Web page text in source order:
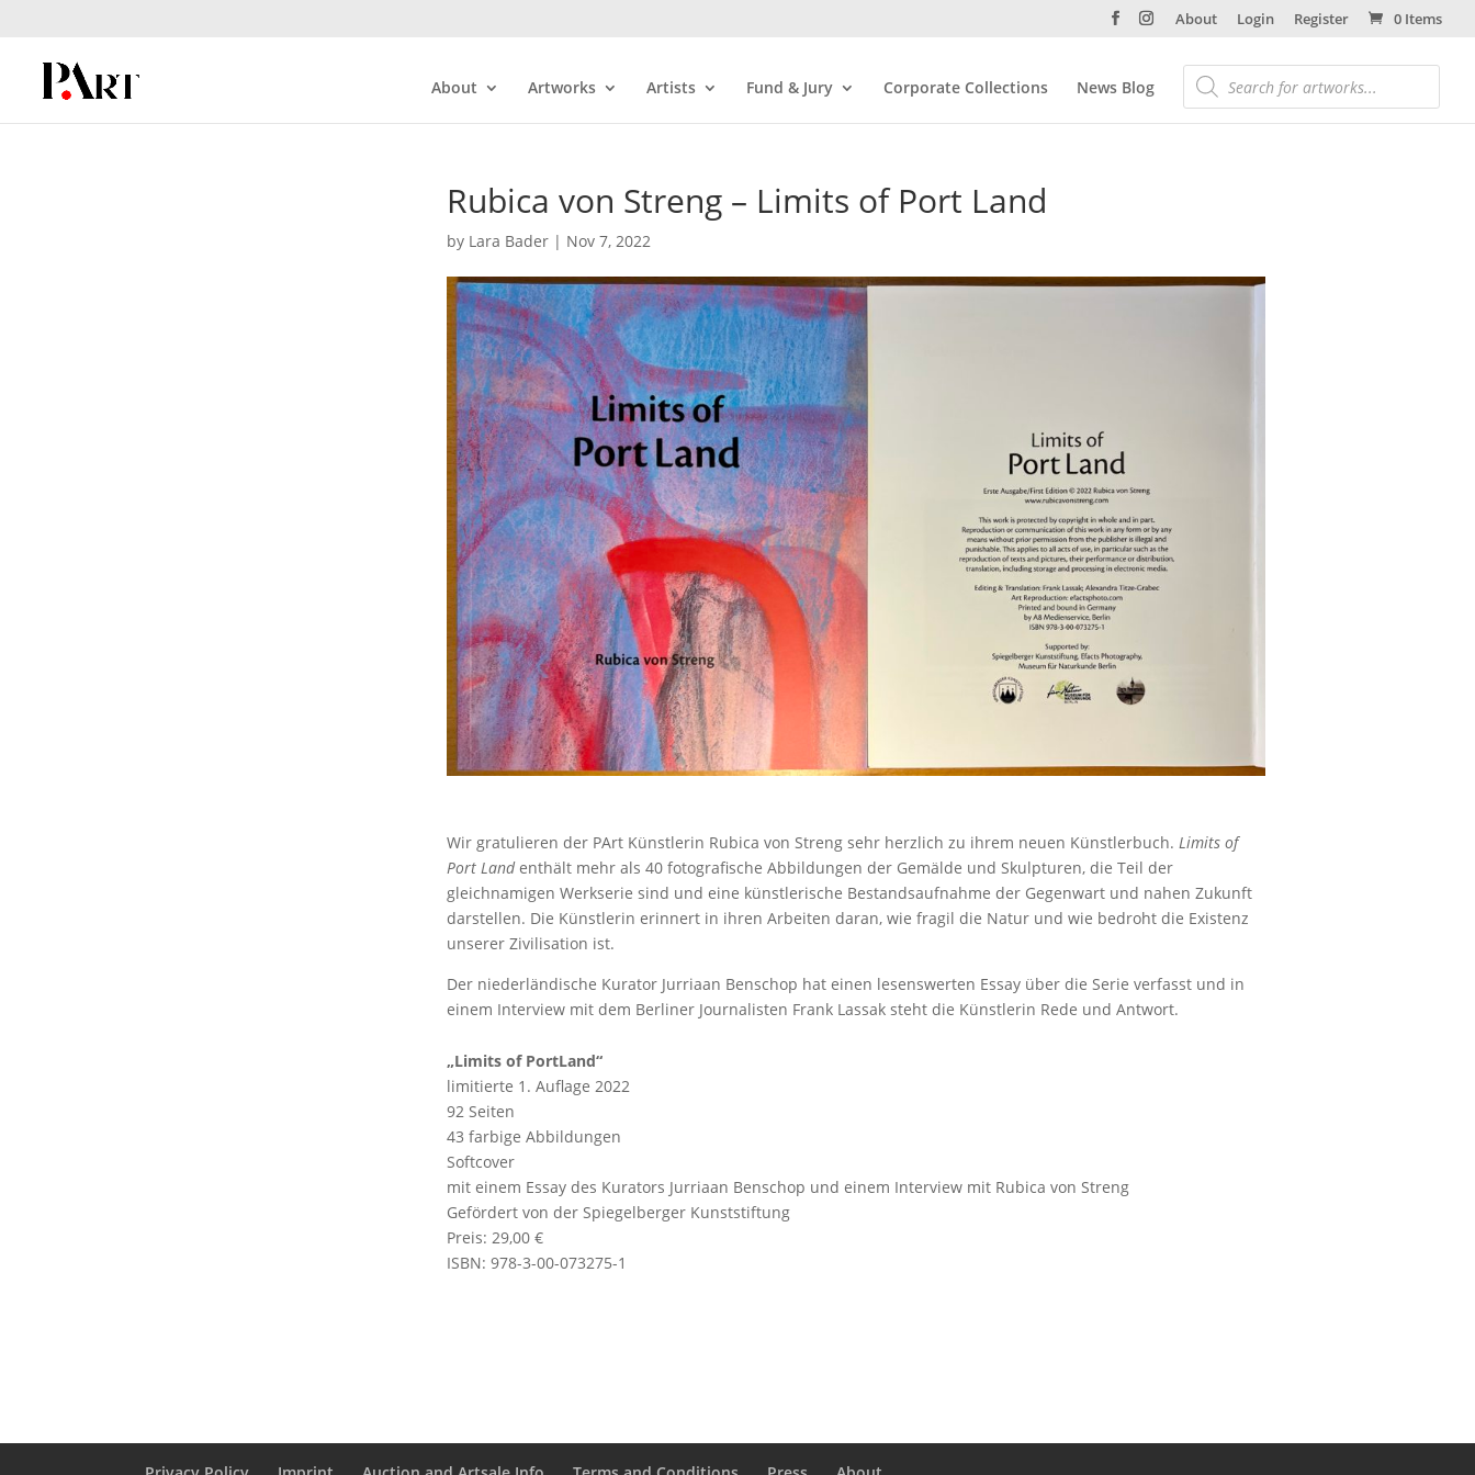
About Login Register 0 Items
About Artworks Artists Fund & Jury Corporate Collections News Blog
Rubica von Streng – Limits of Port Land
by Lara Bader | Nov 7, 2022
Wir gratulieren der PArt Künstlerin Rubica von Streng sehr herzlich zu ihrem neuen Künstlerbuch. Limits of
Port Landenthält mehr als 40 fotografische Abbildungen der Gemälde und Skulpturen, die Teil der
gleichnamigen Werkserie sind und eine künstlerische Bestandsaufnahme der Gegenwart und nahen Zukunft
darstellen. Die Künstlerin erinnert in ihren Arbeiten daran, wie fragil die Natur und wie bedroht die Existenz
unserer Zivilisation ist.
Der niederländische Kurator Jurriaan Benschop hat einen lesenswerten Essay über die Serie verfasst und in
einem Interview mit dem Berliner Journalisten Frank Lassak steht die Künstlerin Rede und Antwort.
„Limits of PortLand“
limitierte 1. Auflage 2022
92 Seiten
43 farbige Abbildungen
Softcover
mit einem Essay des Kurators Jurriaan Benschop und einem Interview mit Rubica von Streng
Gefördert von der Spiegelberger Kunststiftung
Preis: 29,00 €
ISBN: 978-3-00-073275-1